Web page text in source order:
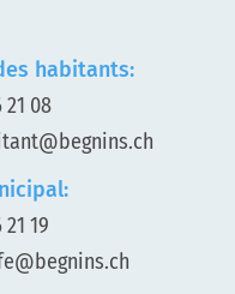
habitants:
21 08
19